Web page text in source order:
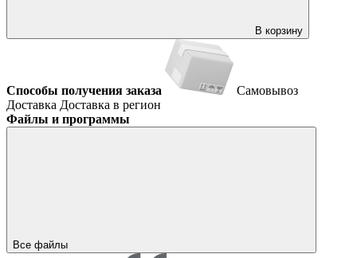
В корзину
Способы получения заказа
Самовывоз
Доставка Доставка в регион
Файлы и программы
Все файлы